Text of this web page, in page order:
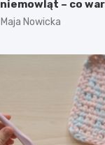
– co
Maja Nowicka